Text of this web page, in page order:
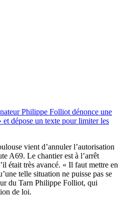
Philippe Folliot dénonce une
dépose un texte pour limiter les
vient d’annuler l’autorisation
A69. Le chantier est à l’arrêt
était très avancé. « Il faut mettre en
telle situation ne puisse pas se
du Tarn Philippe Folliot, qui
de loi.